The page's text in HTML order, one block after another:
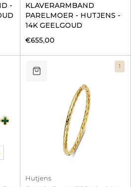
-
KLAVERARMBAND
PARELMOER - HUTJENS -
14K GEELGOUD
€655,00
1
Hutjens